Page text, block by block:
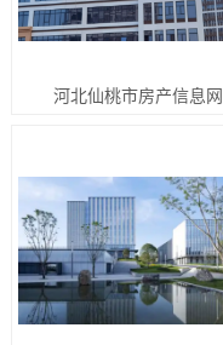
河北仙桃市房产信息网